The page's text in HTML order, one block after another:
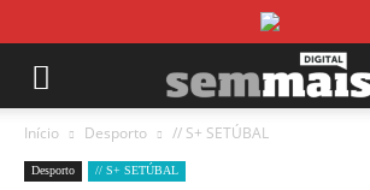
Início Desporto // S+ SETÚBAL
Desporto // S+ SETÚBAL